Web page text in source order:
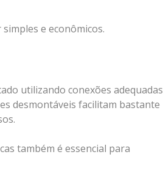
e econômicos.
utilizando conexões adequadas
desmontáveis facilitam bastante
também é essencial para